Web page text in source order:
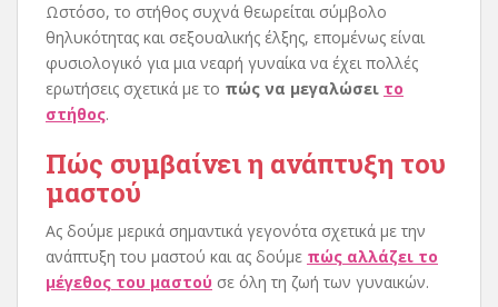
Ωστόσο, το στήθος συχνά θεωρείται σύμβολο
θηλυκότητας και σεξουαλικής έλξης, επομένως είναι
φυσιολογικό για μια νεαρή γυναίκα να έχει πολλές
ερωτήσεις σχετικά με το πώς να μεγαλώσει το
στήθος.
Πώς συμβαίνει η ανάπτυξη του
μαστού
Ας δούμε μερικά σημαντικά γεγονότα σχετικά με την
ανάπτυξη του μαστού και ας δούμε πώς αλλάζει το
μέγεθος του μαστού σε όλη τη ζωή των γυναικών.